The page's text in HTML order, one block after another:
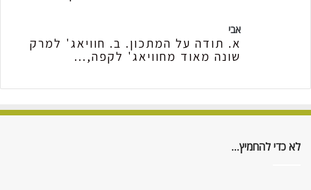
אבי
א. תודה על המתכון. ב. חוויאג' למרק
שונה מאוד מחוויאג' לקפה,...
לא כדי להחמיץ…